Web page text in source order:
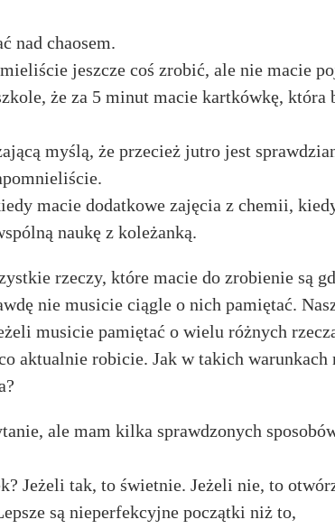
nad chaosem.
jeszcze coś zrobić, ale nie macie
że za 5 minut macie kartkówkę, która
myślą, że przecież jutro jest
macie dodatkowe zajęcia z chemii,
naukę z koleżanką.
rzeczy, które macie do zrobienie są
nie musicie ciągle o nich pamiętać.
musicie pamiętać o wielu różnych
aktualnie robicie. Jak w takich warunkach
ale mam kilka sprawdzonych
Jeżeli tak, to świetnie. Jeżeli nie, to
są nieperfekcyjne początki niż to,